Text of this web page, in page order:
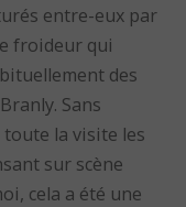
entre-eux par
froideur qui
des
Sans
la visite les
sur scène
cela a été une